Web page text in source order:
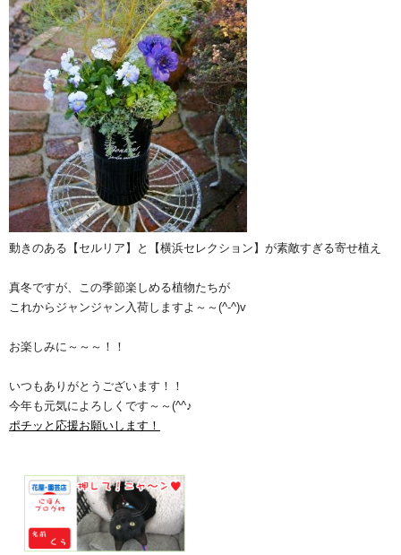
動きのある【セルリア】と【横浜セレクション】が素敵すぎる寄せ植え
真冬ですが、この季節楽しめる植物たちが
これからジャンジャン入荷しますよ～～(^-^)v
お楽しみに～～～！！
いつもありがとうございます！！
今年も元気によろしくです～～(^^♪
ポチッと応援お願いします！